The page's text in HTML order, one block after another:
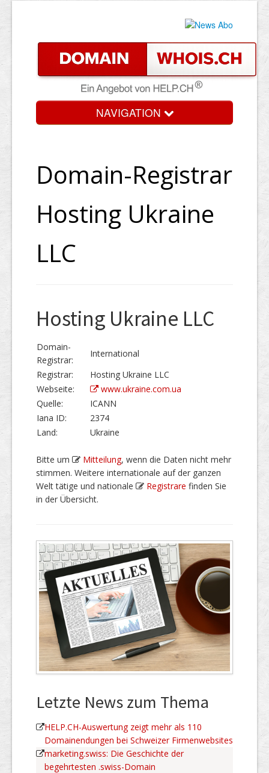
NAVIGATION
Domain-Registrar
Hosting Ukraine
LLC
Hosting Ukraine LLC
Domain-
Registrar:
International
Registrar:
Hosting Ukraine LLC
Webseite:
www.ukraine.com.ua
Quelle:
ICANN
Iana ID:
2374
Land:
Ukraine
Bitte um Mitteilung, wenn die Daten nicht mehr
stimmen. Weitere internationale auf der ganzen
Welt tätige und nationale
Registrare finden Sie
in der Übersicht.
Letzte News zum Thema
HELP.CH-Auswertung zeigt mehr als 110
Domainendungen bei Schweizer Firmenwebsites
marketing.swiss: Die Geschichte der
begehrtesten .swiss-Domain